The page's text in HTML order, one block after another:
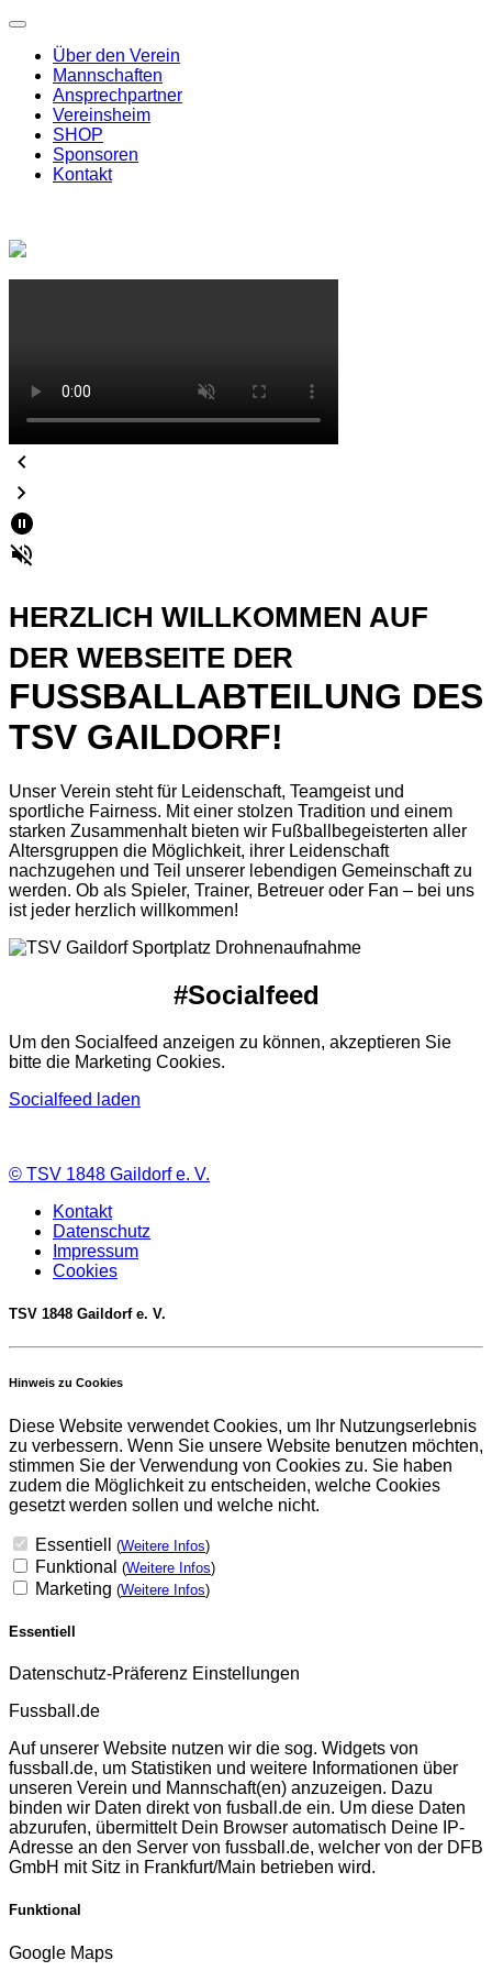
Über den Verein
Mannschaften
Ansprechpartner
Vereinsheim
SHOP
Sponsoren
Kontakt
HERZLICH WILLKOMMEN AUF
DER WEBSEITE DER
FUSSBALLABTEILUNG DES T
SV GAILDORF!
Unser Verein steht für Leidenschaft, Teamgeist und
sportliche Fairness. Mit einer stolzen Tradition und einem
starken Zusammenhalt bieten wir Fußballbegeisterten aller
Altersgruppen die Möglichkeit, ihrer Leidenschaft
nachzugehen und Teil unserer lebendigen Gemeinschaft zu
werden. Ob als Spieler, Trainer, Betreuer oder Fan – bei uns
ist jeder herzlich willkommen!
#Socialfeed
Um den Socialfeed anzeigen zu können, akzeptieren Sie
bitte die Marketing Cookies.
Socialfeed laden
© TSV 1848 Gaildorf e. V.
Kontakt
Datenschutz
Impressum
Cookies
TSV 1848 Gaildorf e. V.
Hinweis zu Cookies
Diese Website verwendet Cookies, um Ihr Nutzungserlebnis
zu verbessern. Wenn Sie unsere Website benutzen möchten,
stimmen Sie der Verwendung von Cookies zu. Sie haben
zudem die Möglichkeit zu entscheiden, welche Cookies
gesetzt werden sollen und welche nicht.
Essentiell (Weitere Infos)
Funktional (Weitere Infos)
Marketing (Weitere Infos)
Essentiell
Datenschutz-Präferenz Einstellungen
Fussball.de
Auf unserer Website nutzen wir die sog. Widgets von
fussball.de, um Statistiken und weitere Informationen über
unseren Verein und Mannschaft(en) anzuzeigen. Dazu
binden wir Daten direkt von fusball.de ein. Um diese Daten
abzurufen, übermittelt Dein Browser automatisch Deine IP-
Adresse an den Server von fussball.de, welcher von der DFB
GmbH mit Sitz in Frankfurt/Main betrieben wird.
Funktional
Google Maps